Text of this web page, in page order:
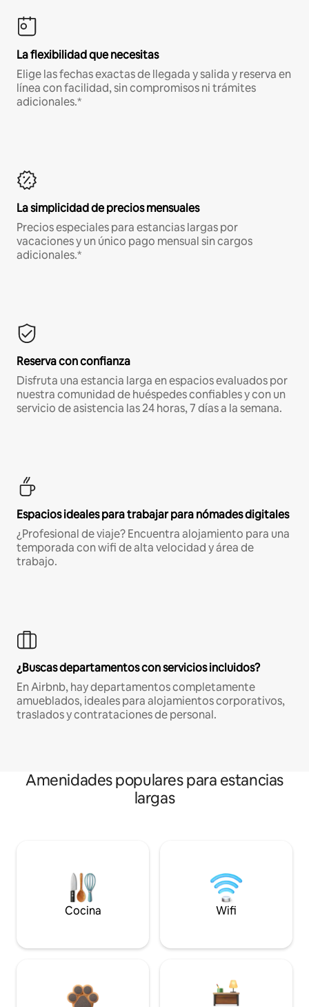
La flexibilidad que necesitas
Elige las fechas exactas de llegada y salida y reserva en
línea con facilidad, sin compromisos ni trámites
adicionales.*
La simplicidad de precios mensuales
Precios especiales para estancias largas por
vacaciones y un único pago mensual sin cargos
adicionales.*
Reserva con confianza
Disfruta una estancia larga en espacios evaluados por
nuestra comunidad de huéspedes confiables y con un
servicio de asistencia las 24 horas, 7 días a la semana.
Espacios ideales para trabajar para nómades digitales
¿Profesional de viaje? Encuentra alojamiento para una
temporada con wifi de alta velocidad y área de
trabajo.
¿Buscas departamentos con servicios incluidos?
En Airbnb, hay departamentos completamente
amueblados, ideales para alojamientos corporativos,
traslados y contrataciones de personal.
Amenidades populares para estancias
largas
Cocina Wifi